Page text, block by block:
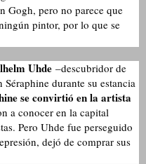
Gogh, pero no parece que
pintor, por lo que se
Uhde –descubridor de
durante su estancia
se convirtió en la artista
a conocer en la capital
Pero Uhde fue perseguido
dejó de comprar sus